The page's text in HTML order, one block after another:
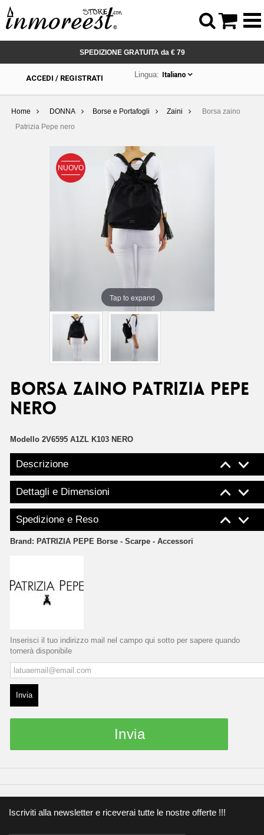
SPEDIZIONE GRATUITA da € 79
ACCEDI / REGISTRATI Lingua: Italiano
Home DONNA Borse e Portafogli Zaini
Borsa zaino
Patrizia Pepe nero
NUOVO
Tap to expand
Borsa zaino Patrizia Pepe
nero
Modello 2V6595 A1ZL K103 NERO
Descrizione
Dettagli e Dimensioni
Spedizione e Reso
Brand: PATRIZIA PEPE Borse - Scarpe - Accessori
Inserisci il tuo indirizzo mail nel campo qui sotto per sapere quando
tornerà disponibile
Invia
Invia
Iscriviti alla newsletter e riceverai tutte le nostre offerte !!!
 